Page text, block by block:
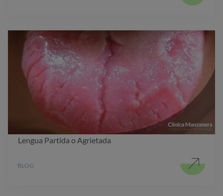
Lengua Partida o Agrietada
BLOG